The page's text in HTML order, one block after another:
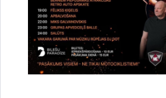
Satiksmes ierobežojumi